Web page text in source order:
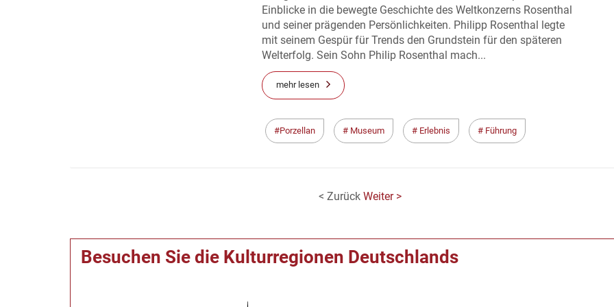
Einblicke in die bewegte Geschichte des Weltkonzerns Rosenthal
und seiner prägenden Persönlichkeiten. Philipp Rosenthal legte
mit seinem Gespür für Trends den Grundstein für den späteren
Welterfolg. Sein Sohn Philip Rosenthal mach...
mehr lesen
Porzellan Museum Erlebnis Führung
< ZurückWeiter >
Besuchen Sie die Kulturregionen Deutschlands